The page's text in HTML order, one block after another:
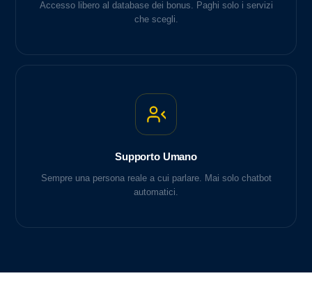
Accesso libero al database dei bonus. Paghi solo i servizi
che scegli.
Supporto Umano
Sempre una persona reale a cui parlare. Mai solo chatbot
automatici.